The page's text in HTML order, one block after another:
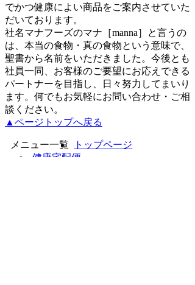
でかつ健康によい商品をご案内させていた
だいております。
社名マナフーズのマナ［manna］と言うの
は、本当の食物・真の食物という意味で、
聖書から名前をいただきました。今後とも
社員一同、お客様のご要望にお応えできる
パートナーを目指し、日々努力してまいり
ます。何でもお気軽にお問い合わせ・ご相
談ください。
▲ページトップへ戻る
メニュー一覧
ト​ッ​プ​ペ​ー​ジ​
健​康​宅​配​便​